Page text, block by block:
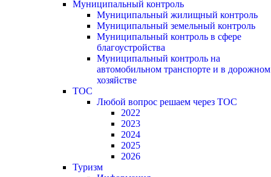
Муниципальный контроль
Муниципальный жилищный контроль
Муниципальный земельный контроль
Муниципальный контроль в сфере
благоустройства
Муниципальный контроль на
автомобильном транспорте и в дорожном
хозяйстве
ТОС
Любой вопрос решаем через ТОС
2022
2023
2024
2025
2026
Туризм